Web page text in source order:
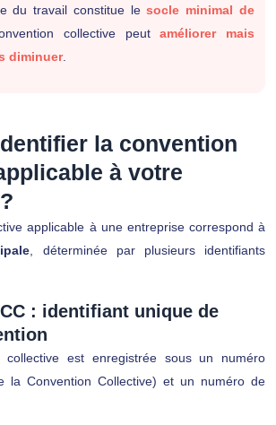
du travail constitue lesocle minimal de
collective peutaméliorer mais
diminuer.
la convention
à votre
applicable à une entreprise correspond à
, déterminée par plusieurs identifiants
: identifiant unique de
collective est enregistrée sous un numéro
la Convention Collective) et un numéro de